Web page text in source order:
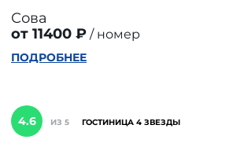
Сова
от 11400 ₽
номер
ПОДРОБНЕЕ
4.6 ИЗ 5 ГОСТИНИЦА 4 ЗВЕЗДЫ